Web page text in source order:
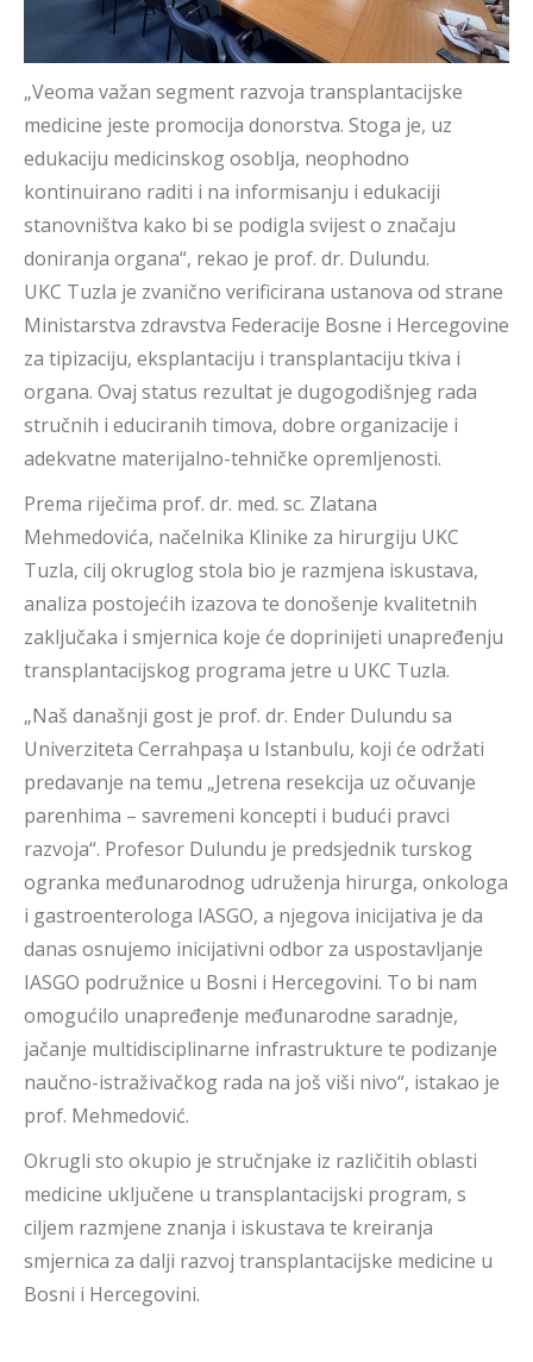
„Veoma važan segment razvoja transplantacijske
medicine jeste promocija donorstva. Stoga je, uz
edukaciju medicinskog osoblja, neophodno
kontinuirano raditi i na informisanju i edukaciji
stanovništva kako bi se podigla svijest o značaju
doniranja organa“, rekao je prof. dr. Dulundu.
UKC Tuzla je zvanično verificirana ustanova od strane
Ministarstva zdravstva Federacije Bosne i Hercegovine
za tipizaciju, eksplantaciju i transplantaciju tkiva i
organa. Ovaj status rezultat je dugogodišnjeg rada
stručnih i educiranih timova, dobre organizacije i
adekvatne materijalno-tehničke opremljenosti.
Prema riječima prof. dr. med. sc. Zlatana
Mehmedovića, načelnika Klinike za hirurgiju UKC
Tuzla, cilj okruglog stola bio je razmjena iskustava,
analiza postojećih izazova te donošenje kvalitetnih
zaključaka i smjernica koje će doprinijeti unapređenju
transplantacijskog programa jetre u UKC Tuzla.
„Naš današnji gost je prof. dr. Ender Dulundu sa
Univerziteta Cerrahpaşa u Istanbulu, koji će održati
predavanje na temu „Jetrena resekcija uz očuvanje
parenhima – savremeni koncepti i budući pravci
razvoja“. Profesor Dulundu je predsjednik turskog
ogranka međunarodnog udruženja hirurga, onkologa
i gastroenterologa IASGO, a njegova inicijativa je da
danas osnujemo inicijativni odbor za uspostavljanje
IASGO podružnice u Bosni i Hercegovini. To bi nam
omogućilo unapređenje međunarodne saradnje,
jačanje multidisciplinarne infrastrukture te podizanje
naučno-istraživačkog rada na još viši nivo“, istakao je
prof. Mehmedović.
Okrugli sto okupio je stručnjake iz različitih oblasti
medicine uključene u transplantacijski program, s
ciljem razmjene znanja i iskustava te kreiranja
smjernica za dalji razvoj transplantacijske medicine u
Bosni i Hercegovini.